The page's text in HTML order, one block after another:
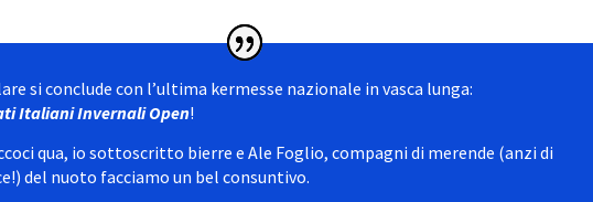
si conclude con l’ultima kermesse nazionale in vasca lunga:
Italiani Invernali Open!
qua, io sottoscritto bierre e Ale Foglio, compagni di merende (anzi di
del nuoto facciamo un bel consuntivo.